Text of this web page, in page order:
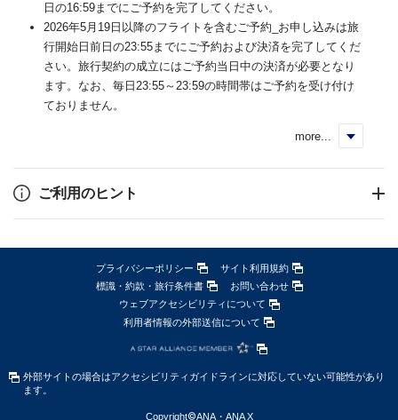
日の16:59までにご予約を完了してください。
2026年5月19日以降のフライトを含むご予約_お申し込みは旅
行開始日前日の23:55までにご予約および決済を完了してくだ
さい。旅行契約の成立にはご予約当日中の決済が必要となり
ます。なお、毎日23:55～23:59の時間帯はご予約を受け付け
ておりません。
more...
ご利用のヒント
プライバシーポリシー
サイト利用規約
標識・約款・旅行条件書
お問い合わせ
ウェブアクセシビリティについて
利用者情報の外部送信について
外部サイトの場合はアクセシビリティガイドラインに対応していない可能性があり
ます。
Copyright©ANA・ANA X